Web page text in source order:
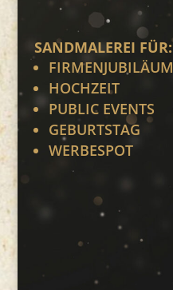
SANDMALEREI FÜR:
FIRMENJUBILÄUM
HOCHZEIT
PUBLIC EVENTS
GEBURTSTAG
WERBESPOT